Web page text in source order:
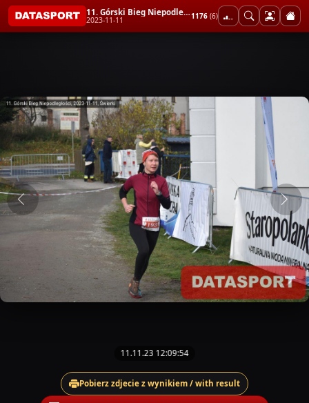
11. Górski Bieg Niepodległości
2023-11-11 1176 (6)
11.11.23 12:09:54
Pobierz zdjecie z wynikiem / with result